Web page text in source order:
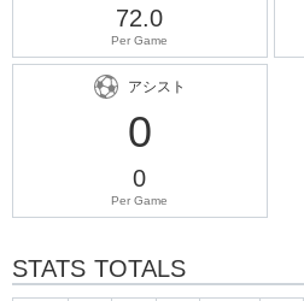
72.0
Per Game
アシスト
0
0
Per Game
STATS TOTALS